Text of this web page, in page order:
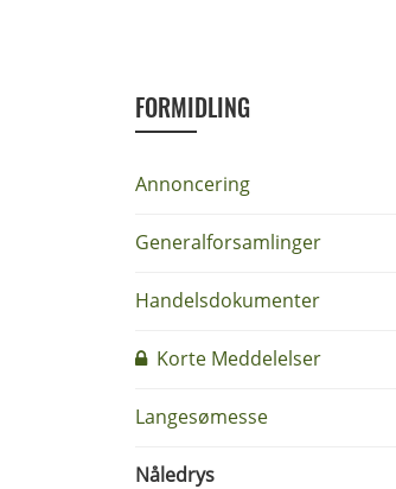
FORMIDLING
Annoncering
Generalforsamlinger
Handelsdokumenter
Korte Meddelelser
Langesømesse
Nåledrys